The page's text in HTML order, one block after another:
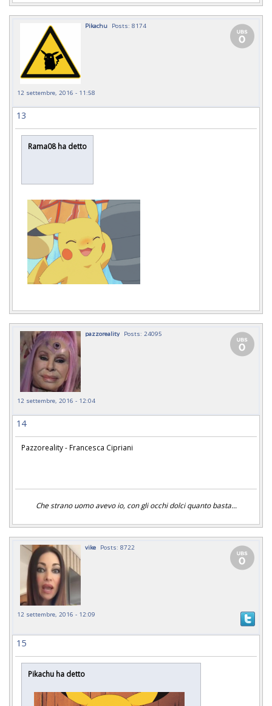
Pikachu Posts: 8174
12 settembre, 2016 - 11:58
13
Rama08 ha detto
pazzoreality Posts: 24095
12 settembre, 2016 - 12:04
14
Pazzoreality - Francesca Cipriani
Che strano uomo avevo io, con gli occhi dolci quanto basta...
vike Posts: 8722
12 settembre, 2016 - 12:09
15
Pikachu ha detto